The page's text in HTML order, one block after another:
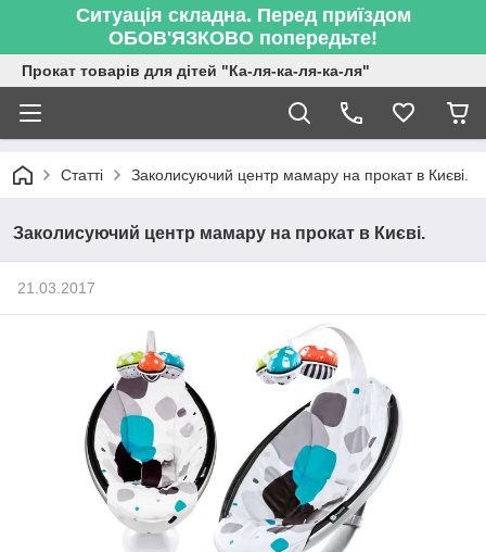
Ситуація складна. Перед приїздом
ОБОВ'ЯЗКОВО попередьте!
Прокат товарів для дітей "Ка-ля-ка-ля-ка-ля"
Статті Заколисуючий центр мамару на прокат в Києві.
Заколисуючий центр мамару на прокат в Києві.
21.03.2017